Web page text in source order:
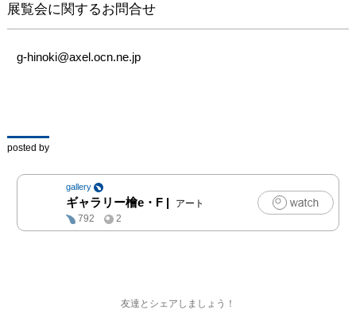
で見た「空間」を描いた
「森のささやき」シリー
ズを制作しています。西
の思い出を彷彿とさせる
ような幽玄な空間を描く
展覧会に関するお問合せ
g-hinoki@axel.ocn.ne.jp
posted by
gallery
ギャラリー檜e・F |
アート
792
2
友達とシェアしましょう！